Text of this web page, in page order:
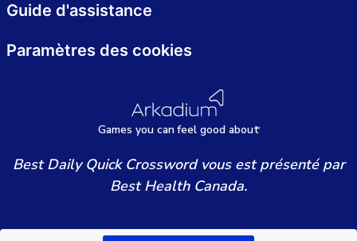
Games you canfeel good about
Guide d'assistance
Paramètres des cookies
Best Daily Quick Crossword vous est présenté par
Best Health Canada.